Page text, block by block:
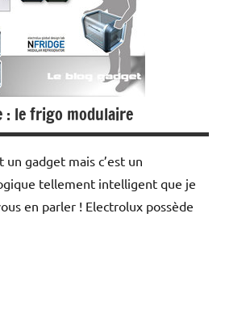
: le frigo modulaire
un gadget mais c’est un
tellement intelligent que je
en parler ! Electrolux possède